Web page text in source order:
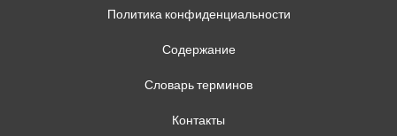
Политика конфиденциальности
Содержание
Словарь терминов
Контакты